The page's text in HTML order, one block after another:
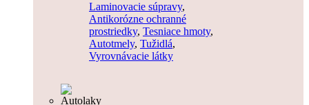
Laminovacie súpravy,
Antikorózne ochranné
prostriedky, Tesniace hmoty,
Autotmely, Tužidlá,
Vyrovnávacie látky